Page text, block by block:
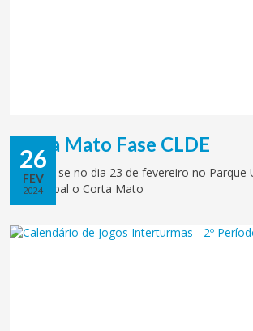
26
FEV
2024
Corta Mato Fase CLDE
Realizou-se no dia 23 de fevereiro no Parque
em Setúbal o Corta Mato